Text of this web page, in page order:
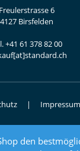
den
Freulerstrasse 6
4127 Birsfelden
+41 61 378 82 00
Impressum